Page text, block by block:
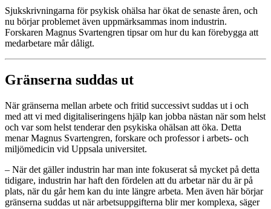
Sjukskrivningarna för psykisk ohälsa har ökat de senaste åren, och
nu börjar problemet även uppmärksammas inom industrin.
Forskaren Magnus Svartengren tipsar om hur du kan förebygga att
medarbetare mår dåligt.
Gränserna suddas ut
När gränserna mellan arbete och fritid successivt suddas ut i och
med att vi med digitaliseringens hjälp kan jobba nästan när som helst
och var som helst tenderar den psykiska ohälsan att öka. Detta
menar Magnus Svartengren, forskare och professor i arbets- och
miljömedicin vid Uppsala universitet.
– När det gäller industrin har man inte fokuserat så mycket på detta
tidigare, industrin har haft den fördelen att du arbetar när du är på
plats, när du går hem kan du inte längre arbeta. Men även här börjar
gränserna suddas ut när arbetsuppgifterna blir mer komplexa, säger